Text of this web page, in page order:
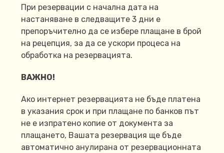
При резервации с начална дата на
настаняване в следващите 3 дни е
препоръчително да се избере плащане в брой
на рецепция, за да се ускори процеса на
обработка на резервацията.
ВАЖНО!
Ако интернет резервацията не бъде платена
в указания срок и при плащане по банков път
не е изпратено копие от документа за
плащането, Вашата резервация ще бъде
автоматично анулирана от резервационната